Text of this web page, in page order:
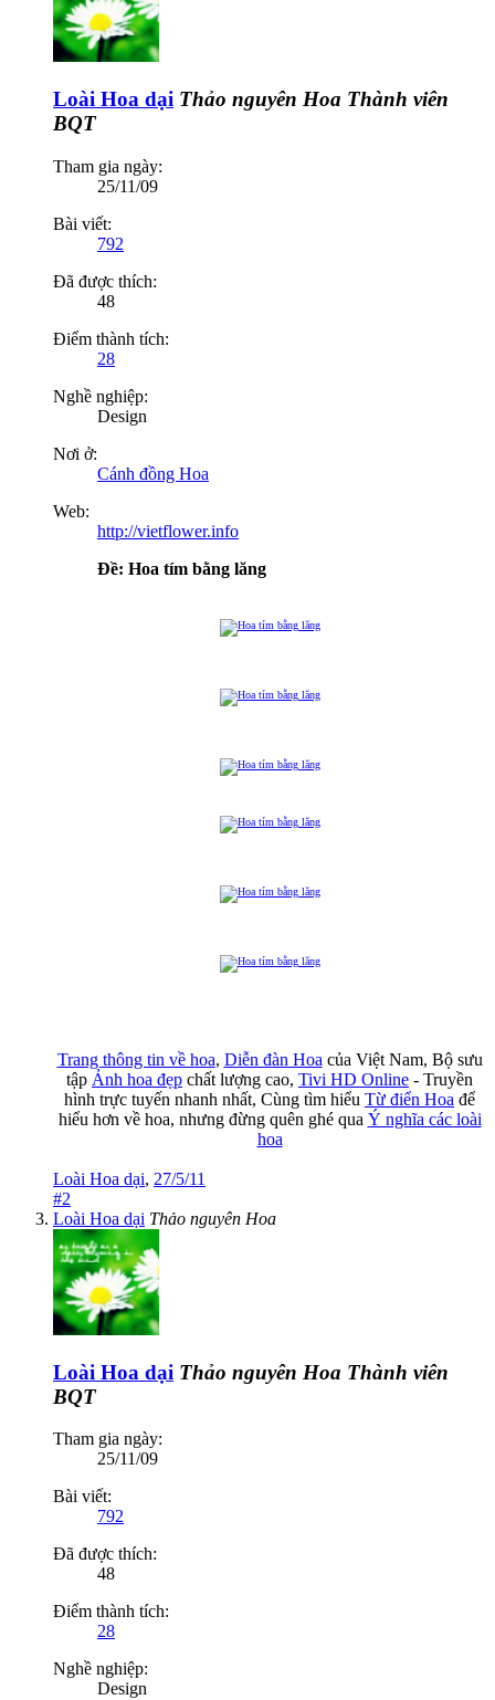
Loài Hoa dại Thảo nguyên Hoa Thành viên
BQT
Tham gia ngày:
25/11/09
Bài viết:
792
Đã được thích:
48
Điểm thành tích:
28
Nghề nghiệp:
Design
Nơi ở:
Cánh đồng Hoa
Web:
http://vietflower.info
Ðề: Hoa tím bằng lăng
Trang thông tin về hoa, Diễn đàn Hoa của Việt Nam, Bộ sưu
tập Ảnh hoa đẹp chất lượng cao, Tivi HD Online - Truyền
hình trực tuyến nhanh nhất, Cùng tìm hiểu Từ điển Hoa để
hiểu hơn về hoa, nhưng đừng quên ghé qua Ý nghĩa các loài
hoa
Loài Hoa dại, 27/5/11
#2
Loài Hoa dại Thảo nguyên Hoa
Loài Hoa dại Thảo nguyên Hoa Thành viên
BQT
Tham gia ngày:
25/11/09
Bài viết:
792
Đã được thích:
48
Điểm thành tích:
28
Nghề nghiệp:
Design